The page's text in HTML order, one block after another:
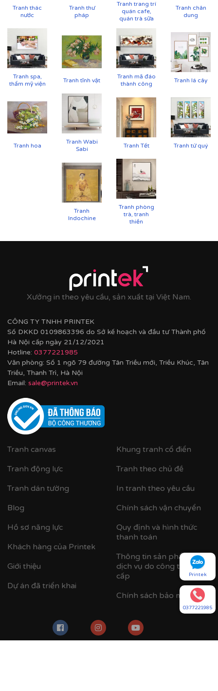
Chất liệu Canvas của Printek
Tranh thác
nước
Tranh thư
pháp
Tranh trang trí
quán cafe,
quán trà sữa
Tranh chân
dung
Tranh spa,
thẩm mỹ viện
Tranh tĩnh vật
Tranh mã đáo
thành công
Tranh lá cây
Tranh hoa
Tranh Wabi
Sabi
Tranh Tết Tranh tứ quý
Tranh
Indochine
Tranh phòng
trà, tranh
thiền
Xưởng in theo yêu cầu, sản xuất tại Việt Nam.
CÔNG TY TNHH PRINTEK
Số DKKD 0109863396 do Sở kế hoạch và đầu tư Thành phố
Hà Nội cấp ngày 21/12/2021
Hotline: 0377221985
Văn phòng: Số 1 ngõ 79 đường Tân Triều mới, Triều Khúc, Tân
Triều, Thanh Trì, Hà Nội
Email: sale@printek.vn
Tranh canvas
Tranh động lực
Tranh dán tường
Blog
Hồ sơ năng lực
Khách hàng của Printek
Giới thiệu
Dự án đã triển khai
Khung tranh cổ điển
Tranh theo chủ đề
In tranh theo yêu cầu
Chính sách vận chuyển
Quy định và hình thức
thanh toán
Thông tin sản phẩm -
dịch vụ do công ty cung
cấp
Chính sách bảo mật
Printek
0377221985